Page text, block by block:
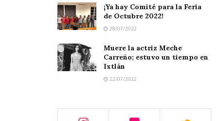
¡Ya hay Comité para la Feria
de Octubre 2022!
28/07/2022
Muere la actriz Meche
Carreño; estuvo un tiempo en
Ixtlán
22/07/2022